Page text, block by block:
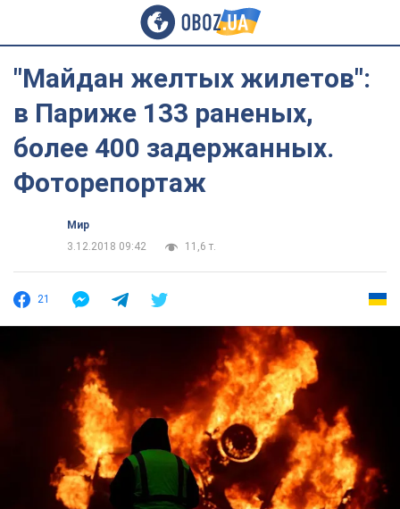
"Майдан желтых жилетов":
в Париже 133 раненых,
более 400 задержанных.
Фоторепортаж
Мир
3.12.2018 09:42
11,6 т.
21